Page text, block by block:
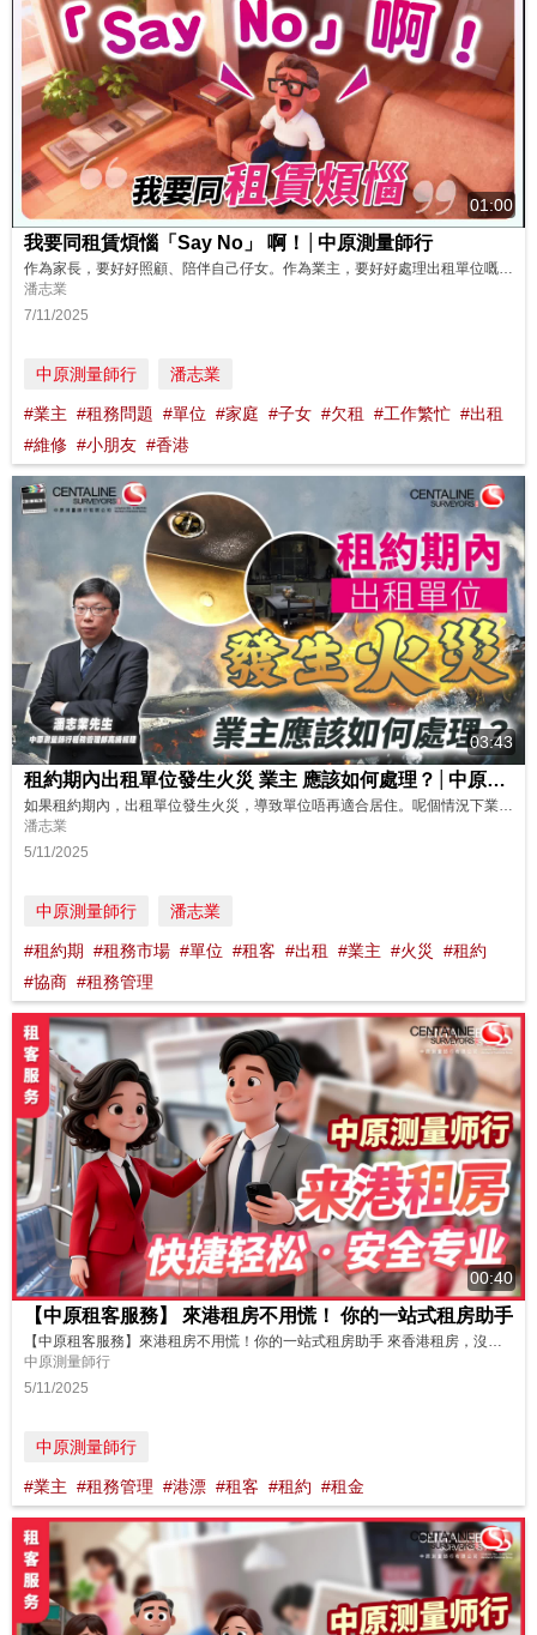
01:00
我要同租賃煩惱「Say No」 啊！│中原測量師行
潘志業
7/11/2025
中原測量師行 潘志業
#業主 #租務問題 #單位 #家庭 #子女 #欠租 #工作繁忙 #出租
#維修 #小朋友 #香港
03:43
租約期內出租單位發生火災 業主 應該如何處理？│中原測量師行
潘志業
5/11/2025
中原測量師行 潘志業
#租約期 #租務市場 #單位 #租客 #出租 #業主 #火災
#租約
#協商 #租務管理
00:40
【中原租客服務】 來港租房不用慌！ 你的一站式租房助手
【中原租客服務】來港租房不用慌！你的一站式租房助手 來香港租房，沒有時間跑手續，查租約？不想跑斷腿，又不想擔風險？ 中原租客服務是你的一站式租房助手！專業團隊協助租客與房東商議租約，為租客解釋租約上每項細則條款，代辦租房有關手續！從找尋房源，處理文件，到搬遷維修，全流程協助。加上背靠中原集團大品牌，是租客避坑的信心保障。 中原租客服務在，港漂租房無障礙！ ---------------...
中原測量師行
5/11/2025
中原測量師行
#業主 #租務管理 #港漂 #租客 #租約 #租金